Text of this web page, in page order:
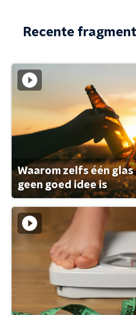
Recente
Waarom zelfs één
geen goed idee is